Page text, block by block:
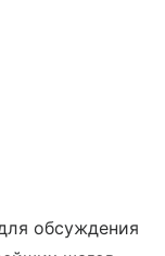
обсуждения